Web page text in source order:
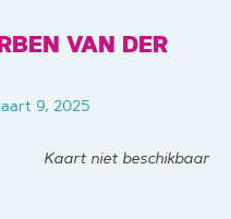
VAN DER
9, 2025
Kaart niet beschikbaar